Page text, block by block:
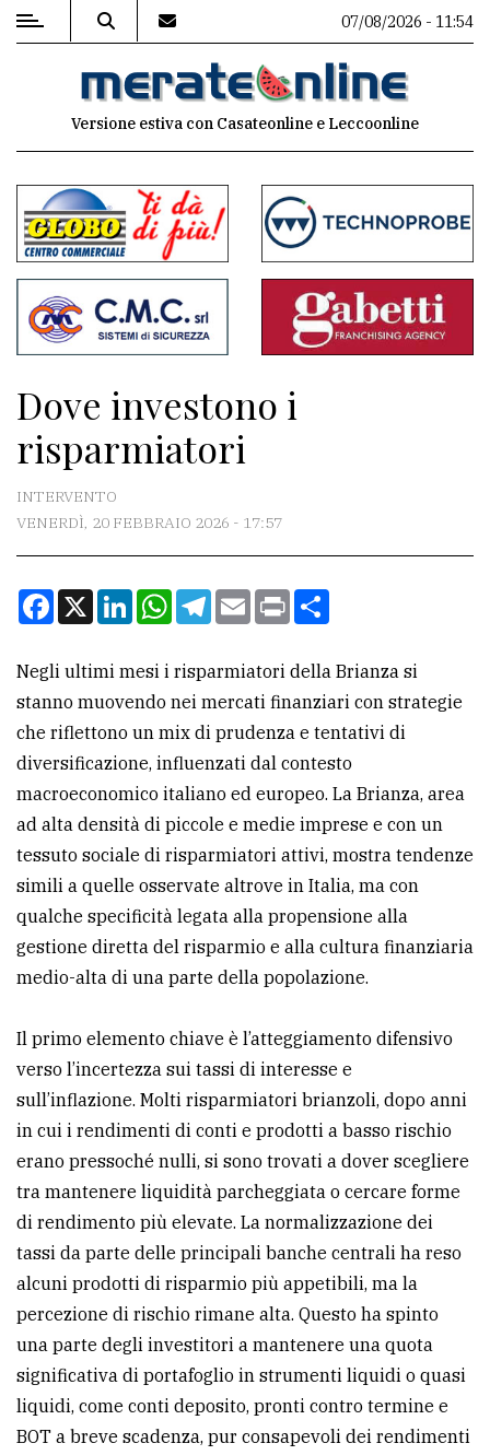
MENU
commenti
Contenuti
del
sito
Associazioni
Meteo
La
redazione
Scrivici
Per
la
tua
pubblicità
CERCA
Cerca
per
comune
avanzata
LE
ALTRE
TESTATE
Privacy
policy
07/08/2026 - 11:54
Versione estiva con Casateonline e Leccoonline
Dove investono i
risparmiatori
INTERVENTO
VENERDÌ, 20 FEBBRAIO 2026 - 17:57
Facebook
X LinkedInWhatsApp
Telegram
EmailPrint
Negli ultimi mesi i risparmiatori della Brianza si
stanno muovendo nei mercati finanziari con strategie
che riflettono un mix di prudenza e tentativi di
diversificazione, influenzati dal contesto
macroeconomico italiano ed europeo. La Brianza, area
ad alta densità di piccole e medie imprese e con un
tessuto sociale di risparmiatori attivi, mostra tendenze
simili a quelle osservate altrove in Italia, ma con
qualche specificità legata alla propensione alla
gestione diretta del risparmio e alla cultura finanziaria
medio-alta di una parte della popolazione.
Il primo elemento chiave è l’atteggiamento difensivo
verso l’incertezza sui tassi di interesse e
sull’inflazione. Molti risparmiatori brianzoli, dopo anni
in cui i rendimenti di conti e prodotti a basso rischio
erano pressoché nulli, si sono trovati a dover scegliere
tra mantenere liquidità parcheggiata o cercare forme
di rendimento più elevate. La normalizzazione dei
tassi da parte delle principali banche centrali ha reso
alcuni prodotti di risparmio più appetibili, ma la
percezione di rischio rimane alta. Questo ha spinto
una parte degli investitori a mantenere una quota
significativa di portafoglio in strumenti liquidi o quasi
liquidi, come conti deposito, pronti contro termine e
BOT a breve scadenza, pur consapevoli dei rendimenti